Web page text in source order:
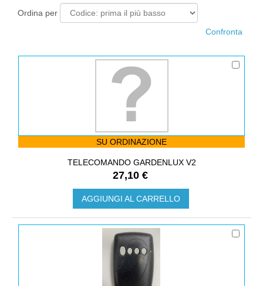
Ordina per
SU ORDINAZIONE
TELECOMANDO GARDENLUX V2
27,10 €
AGGIUNGI AL CARRELLO